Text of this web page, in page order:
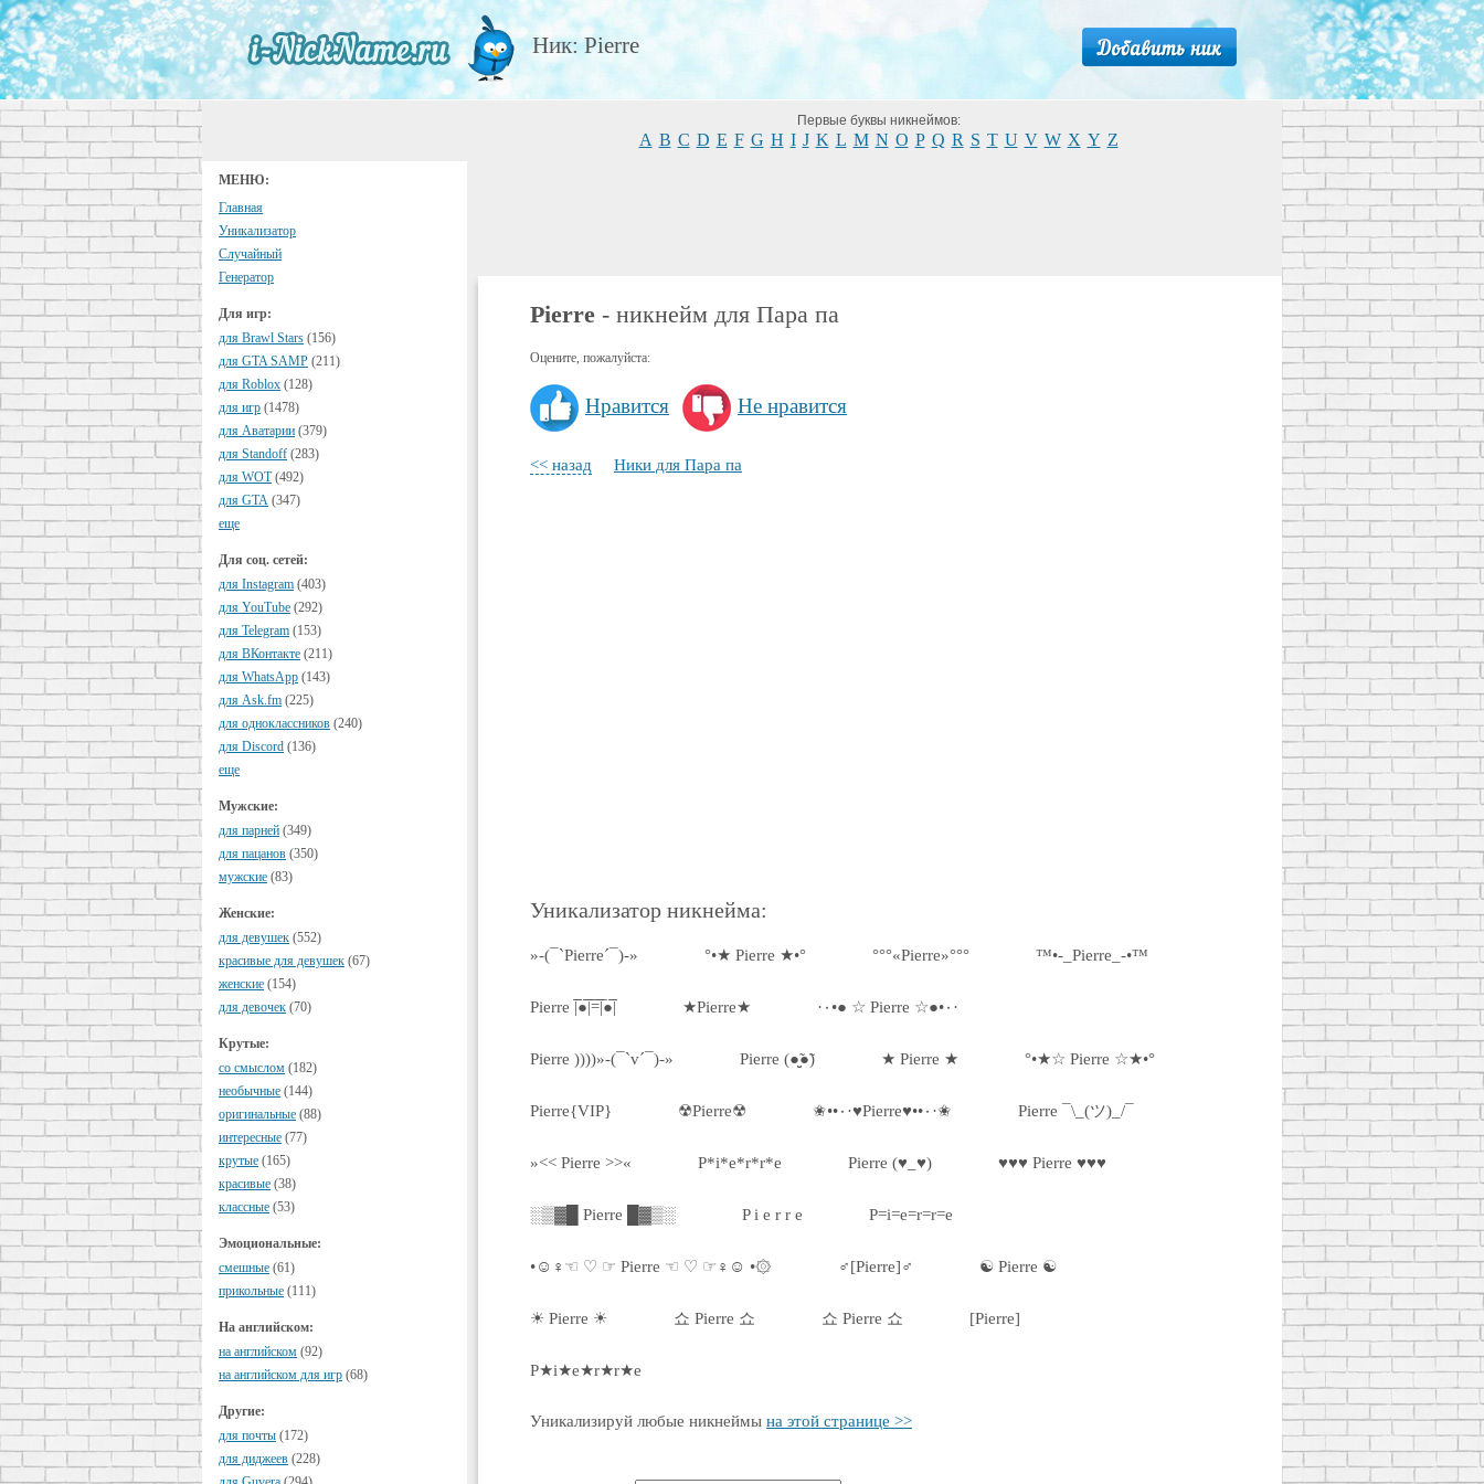
Ник: Pierre
МЕНЮ:
Главная
Уникализатор
Случайный
Генератор
Для игр:
для Brawl Stars (156)
для GTA SAMP (211)
для Roblox (128)
для игр (1478)
для Аватарии (379)
для Standoff (283)
для WOT (492)
для GTA (347)
еще
Для соц. сетей:
для Instagram (403)
для YouTube (292)
для Telegram (153)
для ВКонтакте (211)
для WhatsApp (143)
для Ask.fm (225)
для одноклассников (240)
для Discord (136)
еще
Мужские:
для парней (349)
для пацанов (350)
мужские (83)
Женские:
для девушек (552)
красивые для девушек (67)
женские (154)
для девочек (70)
Крутые:
cо смыслом (182)
необычные (144)
оригинальные (88)
интересные (77)
крутые (165)
красивые (38)
классные (53)
Эмоциональные:
смешные (61)
прикольные (111)
На английском:
на английском (92)
на английском для игр (68)
Другие:
для почты (172)
для диджеев (228)
Первые буквы никнеймов:
A B C D E F G H I J K L M N O P Q R S T U V W X Y Z
Pierre - никнейм для Пара па
Оцените, пожалуйста:
Нравится Не нравится
<< назад Ники для Пара па
Уникализатор никнейма:
»-(¯`Pierre´¯)-» °•★ Pierre ★•° °°°«Pierre»°°° ™•-_Pierre_-•™
Pierre |̅̅●̅̅|̅̅=̅̅|̅●̅̅| ★Pierre★ ·٠•● ☆ Pierre ☆●•٠·
Pierre ))))»-(¯`v´¯)-» Pierre (●̮̮̃●̃) ★ Pierre ★ °•★☆ Pierre ☆★•°
Pierre{VIP} ☢Pierre☢ ✬••٠·♥Pierre♥••٠·✬ Pierre ¯\_(ツ)_/¯
»<< Pierre >>« P*i*e*r*r*e Pierre (♥_♥) ♥♥♥ Pierre ♥♥♥
░▒▓█ Pierre █▓▒░ P i e r r e P=i=e=r=r=e
•☺♀☜ ♡ ☞ Pierre ☜ ♡ ☞♀☺ •۞ ♂[Pierre]♂ ☯ Pierre ☯
☀ Pierre ☀ 쇼 Pierre 쇼 쇼 Pierre 쇼 [Pierre]
P★i★e★r★r★e
Уникализируй любые никнеймы на этой странице >>